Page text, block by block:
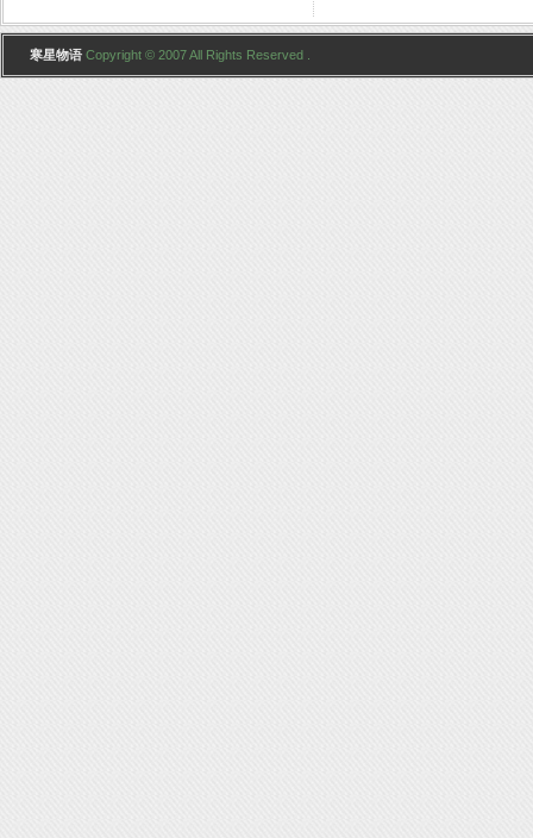
寒星物语 Copyright © 2007 All Rights Reserved .